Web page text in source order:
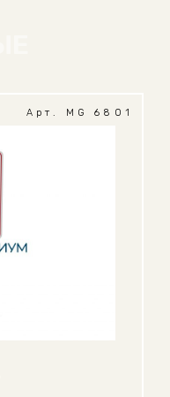
Арт. MG 6801